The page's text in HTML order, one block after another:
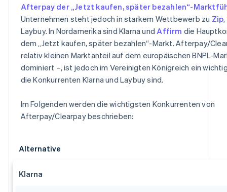
Afterpay der „Jetzt kaufen, später bezahlen“-
Unternehmen steht jedoch in starkem Wettbewerb zu Zip
Laybuy. In Nordamerika sind Klarna und Affirm die
dem „Jetzt kaufen, später bezahlen“-Markt. Afterpay/
relativ kleinen Marktanteil auf dem europäischen BNPL-
dominiert –, ist jedoch im Vereinigten Königreich ein
die Konkurrenten Klarna und Laybuy sind.
Im Folgenden werden die wichtigsten Konkurrenten von
Afterpay/Clearpay beschrieben:
Alternative
Klarna